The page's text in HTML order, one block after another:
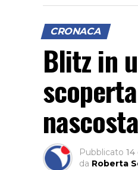
CRONACA
Blitz in
Pubblicato 14
da Roberta